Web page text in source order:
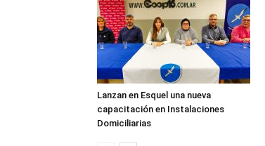
Lanzan en Esquel una nueva
capacitación en Instalaciones
Domiciliarias